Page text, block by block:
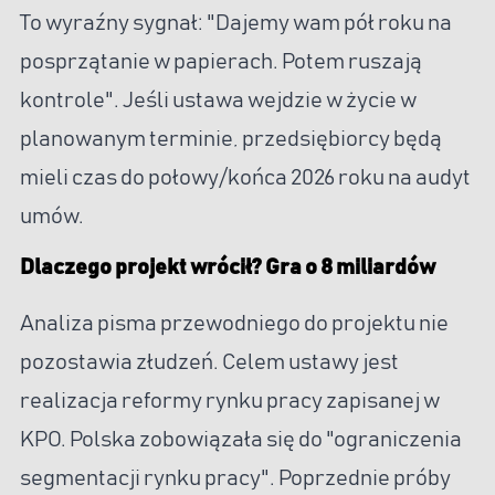
To wyraźny sygnał: "Dajemy wam pół roku na
posprzątanie w papierach. Potem ruszają
kontrole". Jeśli ustawa wejdzie w życie w
planowanym terminie, przedsiębiorcy będą
mieli czas do połowy/końca 2026 roku na audyt
umów.
Dlaczego projekt wrócił? Gra o 8 miliardów
Analiza pisma przewodniego do projektu nie
pozostawia złudzeń. Celem ustawy jest
realizacja reformy rynku pracy zapisanej w
KPO. Polska zobowiązała się do "ograniczenia
segmentacji rynku pracy". Poprzednie próby